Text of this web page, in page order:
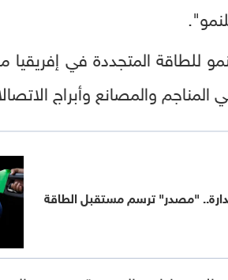
للطاقة المتجددة في
المناجم والمصانع وأبراج
"مصدر" ترسم مستقبل الطاقة